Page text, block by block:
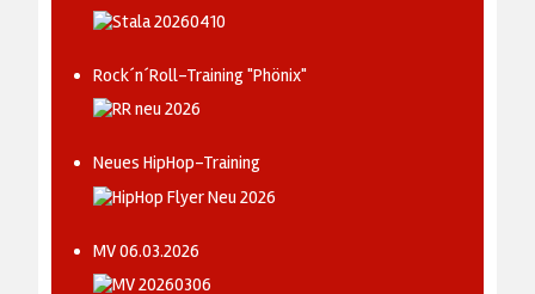
Rock´n´Roll-Training "Phönix"
Neues HipHop-Training
MV 06.03.2026